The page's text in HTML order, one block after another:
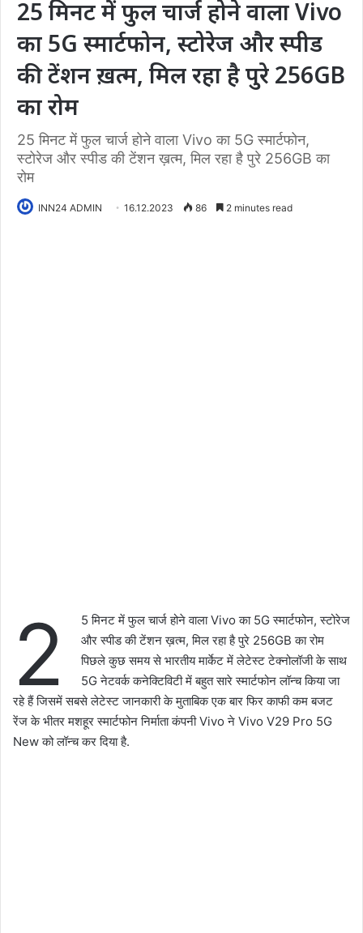
25 मिनट में फुल चार्ज होने वाला Vivo
का 5G स्मार्टफोन, स्टोरेज और स्पीड
की टेंशन ख़त्म, मिल रहा है पुरे 256GB
का रोम
25 मिनट में फुल चार्ज होने वाला Vivo का 5G स्मार्टफोन,
स्टोरेज और स्पीड की टेंशन ख़त्म, मिल रहा है पुरे 256GB का
रोम
INN24 ADMIN 16.12.2023 86 2 minutes read
2
5 मिनट में फुल चार्ज होने वाला Vivo का 5G स्मार्टफोन, स्टोरेज
और स्पीड की टेंशन ख़त्म, मिल रहा है पुरे 256GB का रोम
पिछले कुछ समय से भारतीय मार्केट में लेटेस्ट टेक्नोलॉजी के साथ
5G नेटवर्क कनेक्टिविटी में बहुत सारे स्मार्टफोन लॉन्च किया जा
रहे हैं जिसमें सबसे लेटेस्ट जानकारी के मुताबिक एक बार फिर काफी कम बजट
रेंज के भीतर मशहूर स्मार्टफोन निर्माता कंपनी Vivo ने Vivo V29 Pro 5G
New को लॉन्च कर दिया है.